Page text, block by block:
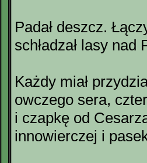
Padał deszcz.
schładzał lasy nad
Każdy miał
owczego sera,
i czapkę od
innowierczej i